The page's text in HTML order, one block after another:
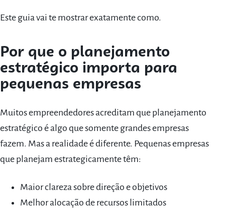
Este guia vai te mostrar exatamente como.
Por que o planejamento
estratégico importa para
pequenas empresas
Muitos empreendedores acreditam que planejamento
estratégico é algo que somente grandes empresas
fazem. Mas a realidade é diferente. Pequenas empresas
que planejam estrategicamente têm:
Maior clareza sobre direção e objetivos
Melhor alocação de recursos limitados